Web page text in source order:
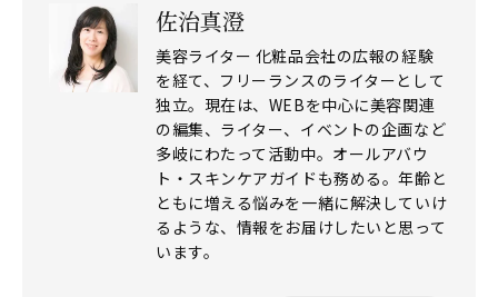
佐治真澄
美容ライター 化粧品会社の広報の経験
を経て、フリーランスのライターとして
独立。現在は、WEBを中心に美容関連
の編集、ライター、イベントの企画など
多岐にわたって活動中。オールアバウ
ト・スキンケアガイドも務める。年齢と
ともに増える悩みを一緒に解決していけ
るような、情報をお届けしたいと思って
います。